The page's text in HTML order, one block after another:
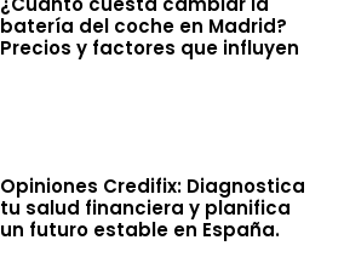
batería del coche en Madrid?
Precios y factores que influyen
Opiniones Credifix: Diagnostica
tu salud financiera y planifica
un futuro estable en España.